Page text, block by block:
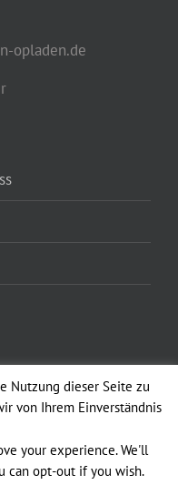
opladen.de
vun 1902 e.V. Avada Theme
| Theme Fusion
Nutzung dieser Seite zu
von Ihrem Einverständnis
your experience. We'll
can opt-out if you wish.